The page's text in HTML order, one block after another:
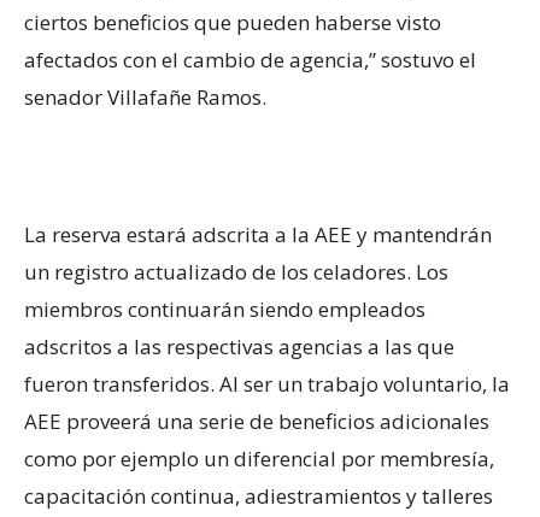
ciertos beneficios que pueden haberse visto
afectados con el cambio de agencia,” sostuvo el
senador Villafañe Ramos.
La reserva estará adscrita a la AEE y mantendrán
un registro actualizado de los celadores. Los
miembros continuarán siendo empleados
adscritos a las respectivas agencias a las que
fueron transferidos. Al ser un trabajo voluntario, la
AEE proveerá una serie de beneficios adicionales
como por ejemplo un diferencial por membresía,
capacitación continua, adiestramientos y talleres